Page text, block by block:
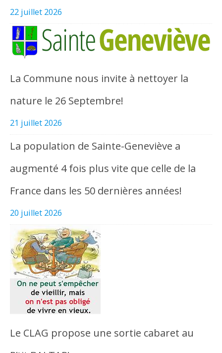
22 juillet 2026
La Commune nous invite à nettoyer la
nature le 26 Septembre!
21 juillet 2026
La population de Sainte-Geneviève a
augmenté 4 fois plus vite que celle de la
France dans les 50 dernières années!
20 juillet 2026
Le CLAG propose une sortie cabaret au